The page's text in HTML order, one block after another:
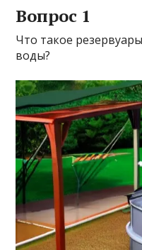
Вопрос 1
Что такое
воды?